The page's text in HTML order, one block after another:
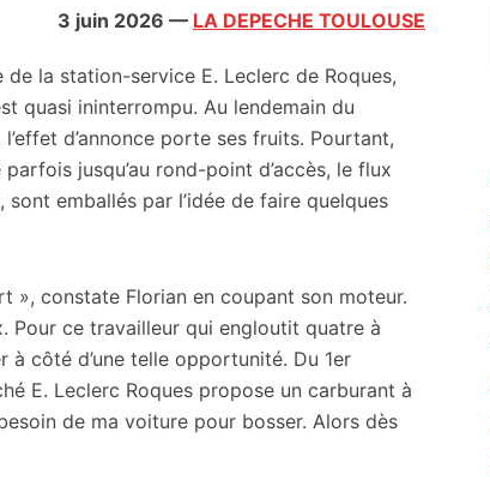
3 juin 2026 — LA DEPECHE TOULOUSE
de la station-service E. Leclerc de Roques,
quasi ininterrompu. Au lendemain du
d’annonce porte ses fruits. Pourtant,
jusqu’au rond-point d’accès, le flux
emballés par l’idée de faire quelques
», constate Florian en coupant son moteur.
Pour ce travailleur qui engloutit quatre à
côté d’une telle opportunité. Du 1er
E. Leclerc Roques propose un carburant à
de ma voiture pour bosser. Alors dès